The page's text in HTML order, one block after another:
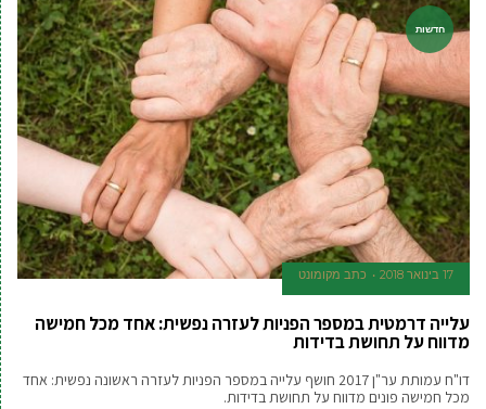
חדשות
17 בינואר 2018 כתב מקומונט
עלייה דרמטית במספר הפניות לעזרה נפשית: אחד מכל חמישה
מדווח על תחושת בדידות
​דו"ח עמותת ער"ן 2017 חושף עלייה במספר הפניות לעזרה ראשונה נפשית: אחד
מכל חמישה פונים מדווח על תחושת בדידות.